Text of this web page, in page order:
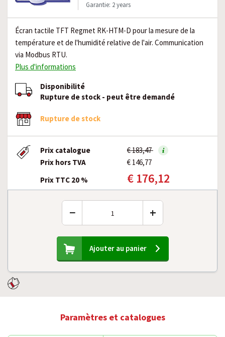
Garantie: 2 years
Écran tactile TFT Regmet RK-HTM-D pour la mesure de la
température et de l'humidité relative de l'air. Communication
via Modbus RTU.
Plus d'informations
Disponibilité
Rupture de stock - peut être demandé
Rupture de stock
Prix catalogue
€ 183,47
Prix hors TVA
€ 146,77
Prix TTC 20 %
€ 176,12
− +
Ajouter au panier
Paramètres et catalogues